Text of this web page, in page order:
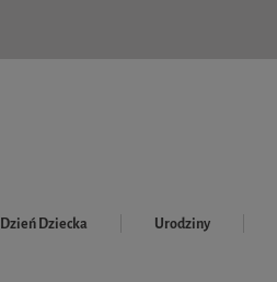
Dzień Dziecka Urodziny